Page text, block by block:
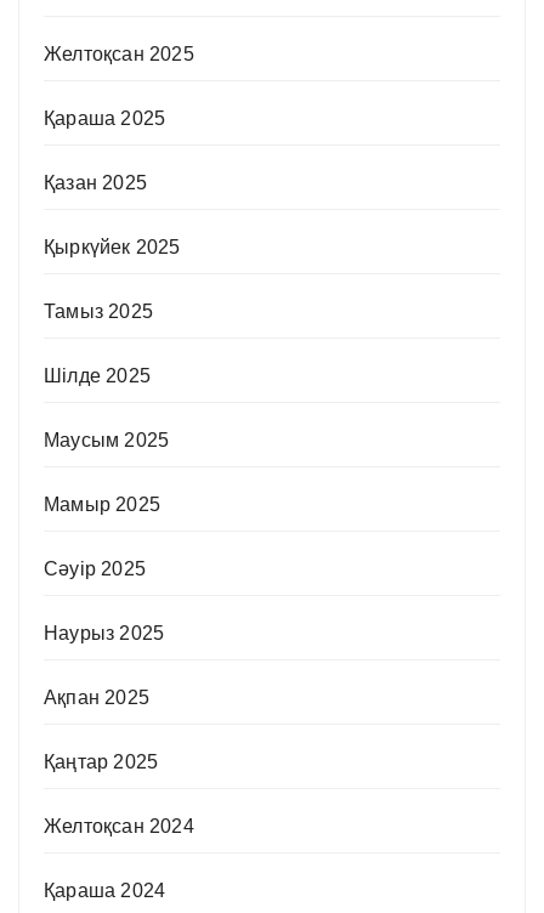
Желтоқсан 2025
Қараша 2025
Қазан 2025
Қыркүйек 2025
Тамыз 2025
Шілде 2025
Маусым 2025
Мамыр 2025
Сәуір 2025
Наурыз 2025
Ақпан 2025
Қаңтар 2025
Желтоқсан 2024
Қараша 2024